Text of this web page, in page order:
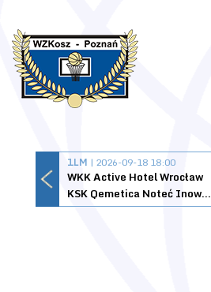
1LM | 2026-09-18 18:00
WKK Active Hotel Wrocław
KSK Qemetica Noteć Inowrocław